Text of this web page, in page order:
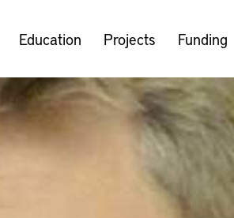
Education Projects Funding